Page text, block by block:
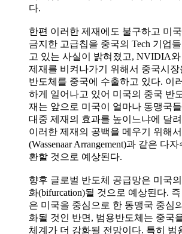
다.
한편 이러한 제재에도 불구하고 미
금지한 고급칩을 중국의 Tech 기업
고 있는 사실이 밝혀졌고, NVIDIA
제재를 비켜나가기 위해서 중국시장
반도체를 중국에 수출하고 있다. 이
하게 일어나고 있어 미국의 중국 반
재는 앞으로 미국이 얼마나 동맹국
대중 제재의 효과를 높이느냐에 달
이러한 제재의 공백을 메우기 위해
(Wassenaar Arrangement)과 같은 다
환할 것으로 예상된다.
향후 글로벌 반도체 공급망은 미국
화(bifurcation)될 것으로 예상된다.
은 미국을 중심으로 한 동맹국 중심
화될 것인 반면, 범용반도체는 중국
체계가 더 강화될 전망이다. 특히 범